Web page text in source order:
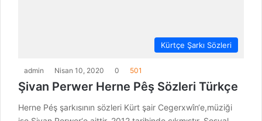
Kürtçe Şarkı Sözleri
admin Nisan 10, 2020 0 501
Şivan Perwer Herne Pêş Sözleri Türkçe
Herne Péş şarkısının sözleri Kürt şair Cegerxwîn‘e,müziği